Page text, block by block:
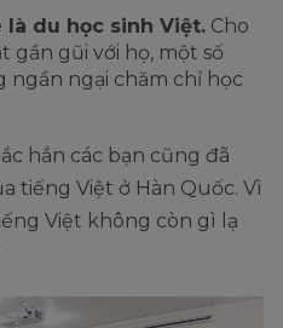
là du học sinh Việt. Cho
gần gũi với họ, một số
ngần ngại chăm chỉ học
hẳn các bạn cũng đã
tiếng Việt ở Hàn Quốc. Vì
Việt không còn gì lạ